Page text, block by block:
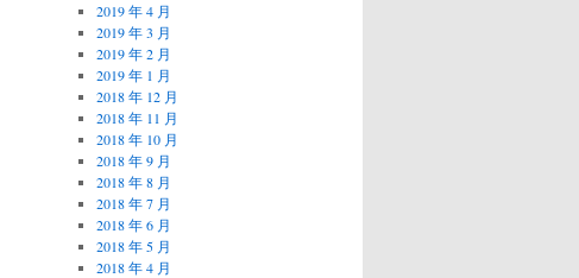
2019 年 4 月
2019 年 3 月
2019 年 2 月
2019 年 1 月
2018 年 12 月
2018 年 11 月
2018 年 10 月
2018 年 9 月
2018 年 8 月
2018 年 7 月
2018 年 6 月
2018 年 5 月
2018 年 4 月